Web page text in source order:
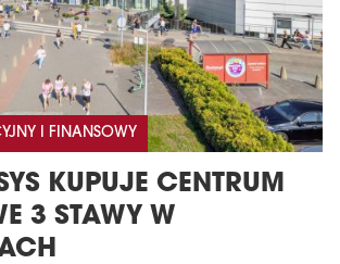
I FINANSOWY
KUPUJE CENTRUM
3 STAWY W